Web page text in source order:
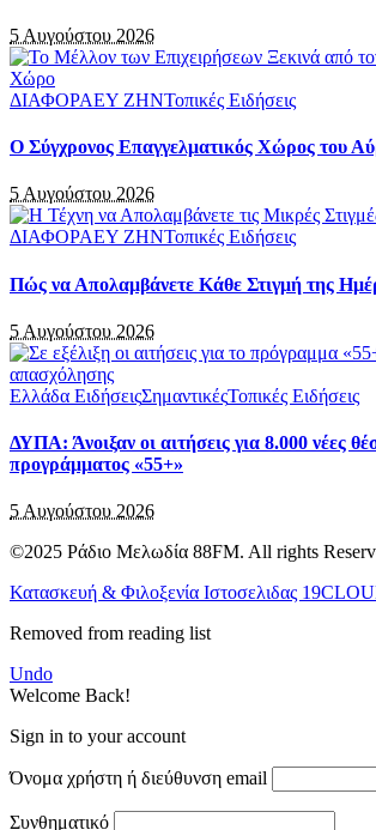
5 Αυγούστου 2026
ΔΙΑΦΟΡΑΕΥ ΖΗΝΤοπικές Ειδήσεις
Ο Σύγχρονος Επαγγελματικός Χώρος του
5 Αυγούστου 2026
ΔΙΑΦΟΡΑΕΥ ΖΗΝΤοπικές Ειδήσεις
Πώς να Απολαμβάνετε Κάθε Στιγμή της
5 Αυγούστου 2026
Ελλάδα ΕιδήσειςΣημαντικέςΤοπικές Ειδήσεις
ΔΥΠΑ: Άνοιξαν οι αιτήσεις για 8.000 νέες
προγράμματος «55+»
5 Αυγούστου 2026
©2025 Ράδιο Μελωδία 88FM. All rights
Κατασκευή & Φιλοξενία Ιστοσελιδας
Removed from reading list
Undo
Welcome Back!
Sign in to your account
Όνομα χρήστη ή διεύθυνση email
Συνθηματικό